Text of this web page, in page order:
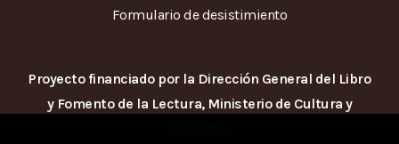
Formulario de desistimiento
Proyecto financiado por la Dirección General del Libro
y Fomento de la Lectura, Ministerio de Cultura y